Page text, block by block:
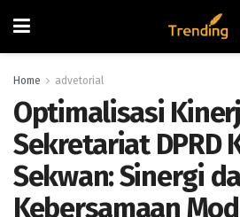
Home advetorial
Optimalisasi
Sekretariat DPRD
Sekwan: Sinergi
Kebersamaan